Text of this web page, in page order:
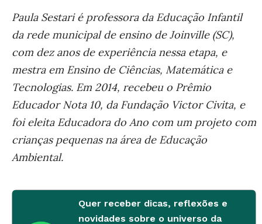
Paula Sestari é professora da Educação Infantil
da rede municipal de ensino de Joinville (SC),
com dez anos de experiência nessa etapa, e
mestra em Ensino de Ciências, Matemática e
Tecnologias. Em 2014, recebeu o Prêmio
Educador Nota 10, da Fundação Victor Civita, e
foi eleita Educadora do Ano com um projeto com
crianças pequenas na área de Educação
Ambiental.
Quer receber dicas, reflexões e
novidades sobre o universo da